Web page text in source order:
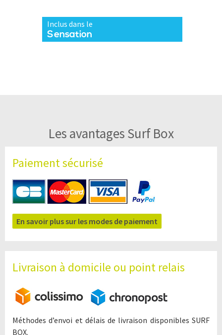
Inclus dans le
Sensation
Les avantages Surf Box
Paiement sécurisé
En savoir plus sur les modes de paiement
Livraison à domicile ou point relais
Méthodes d’envoi et délais de livraison disponibles SURF
BOX.